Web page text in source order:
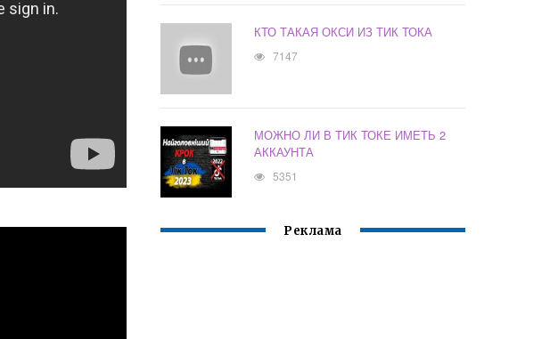
КТО ТАКАЯ ОКСИ ИЗ ТИК ТОКА
7147
МОЖНО ЛИ В ТИК ТОКЕ ИМЕТЬ 2
АККАУНТА
5351
Реклама